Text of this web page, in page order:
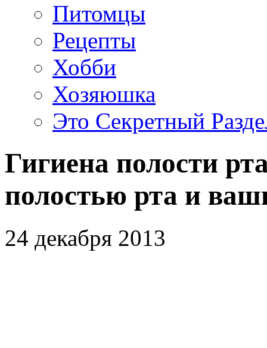
Питомцы
Рецепты
Хобби
Хозяюшка
Это Секретный
Гигиена полости
полостью рта и
24 декабря 2013